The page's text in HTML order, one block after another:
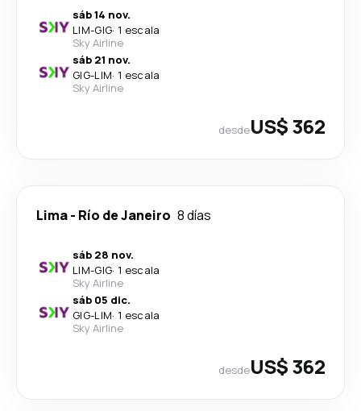
sáb 14 nov.
LIM-GIG· 1 escala
Sky Airline
sáb 21 nov.
GIG-LIM· 1 escala
Sky Airline
desdeUS$ 362
Lima- Río de Janeiro 8 días
sáb 28 nov.
LIM-GIG· 1 escala
Sky Airline
sáb 05 dic.
GIG-LIM· 1 escala
Sky Airline
desdeUS$ 362